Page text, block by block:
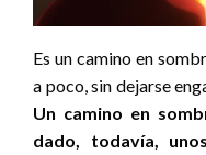
Es un camino en
a poco, sin dejarse
Un camino en
dado, todavía,